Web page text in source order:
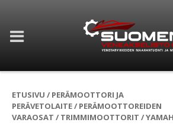
ETUSIVU / PERÄMOOTTORI JA
PERÄVETOLAITE/ PERÄMOOTTOREIDEN
VARAOSAT / TRIMMIMOOTTORIT /